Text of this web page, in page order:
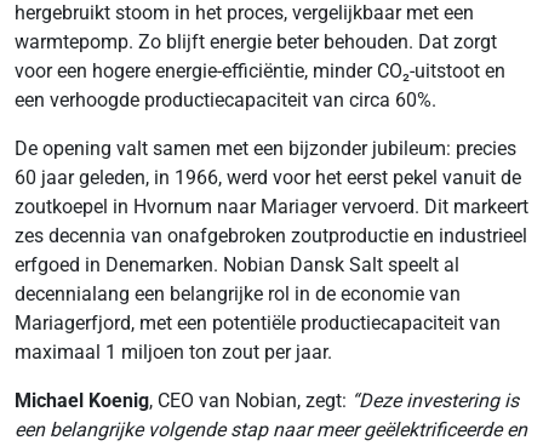
hergebruikt stoom in het proces, vergelijkbaar met een
warmtepomp. Zo blijft energie beter behouden. Dat zorgt
voor een hogere energie-efficiëntie, minder CO₂-uitstoot en
een verhoogde productiecapaciteit van circa 60%.
De opening valt samen met een bijzonder jubileum: precies
60 jaar geleden, in 1966, werd voor het eerst pekel vanuit de
zoutkoepel in Hvornum naar Mariager vervoerd. Dit markeert
zes decennia van onafgebroken zoutproductie en industrieel
erfgoed in Denemarken. Nobian Dansk Salt speelt al
decennialang een belangrijke rol in de economie van
Mariagerfjord, met een potentiële productiecapaciteit van
maximaal 1 miljoen ton zout per jaar.
Michael Koenig, CEO van Nobian, zegt: “Deze investering is
een belangrijke volgende stap naar meer geëlektrificeerde en